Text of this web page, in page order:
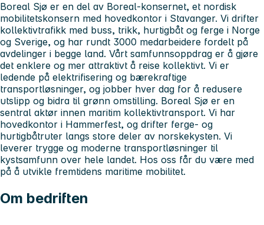
Boreal Sjø er en del av Boreal-konsernet, et nordisk
mobilitetskonsern med hovedkontor i Stavanger. Vi drifter
kollektivtrafikk med buss, trikk, hurtigbåt og ferge i Norge
og Sverige, og har rundt 3000 medarbeidere fordelt på
avdelinger i begge land. Vårt samfunnsoppdrag er å gjøre
det enklere og mer attraktivt å reise kollektivt. Vi er
ledende på elektrifisering og bærekraftige
transportløsninger, og jobber hver dag for å redusere
utslipp og bidra til grønn omstilling. Boreal Sjø er en
sentral aktør innen maritim kollektivtransport. Vi har
hovedkontor i Hammerfest, og drifter ferge- og
hurtigbåtruter langs store deler av norskekysten. Vi
leverer trygge og moderne transportløsninger til
kystsamfunn over hele landet. Hos oss får du være med
på å utvikle fremtidens maritime mobilitet.
Om bedriften